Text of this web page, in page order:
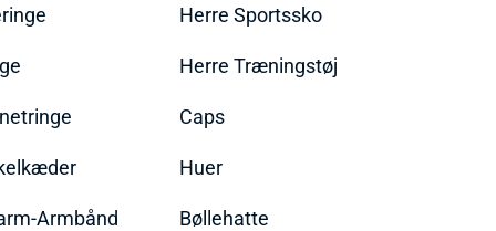
Armbånd
Herre Sportssko
Herre Træningstøj
Caps
Huer
Bøllehatte